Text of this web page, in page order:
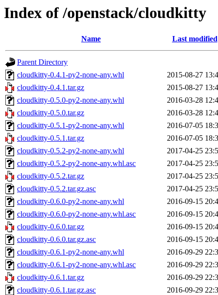
Index of /openstack/cloudkitty
Name Last modified
Parent Directory
cloudkitty-0.4.1-py2-none-any.whl
2015-08-27
cloudkitty-0.4.1.tar.gz
2015-08-27
cloudkitty-0.5.0-py2-none-any.whl
2016-03-28
cloudkitty-0.5.0.tar.gz
2016-03-28
cloudkitty-0.5.1-py2-none-any.whl
2016-07-05
cloudkitty-0.5.1.tar.gz
2016-07-05
cloudkitty-0.5.2-py2-none-any.whl
2017-04-25
cloudkitty-0.5.2-py2-none-any.whl.asc
2017-04-25
cloudkitty-0.5.2.tar.gz
2017-04-25
cloudkitty-0.5.2.tar.gz.asc
2017-04-25
cloudkitty-0.6.0-py2-none-any.whl
2016-09-15
cloudkitty-0.6.0-py2-none-any.whl.asc
2016-09-15
cloudkitty-0.6.0.tar.gz
2016-09-15
cloudkitty-0.6.0.tar.gz.asc
2016-09-15
cloudkitty-0.6.1-py2-none-any.whl
2016-09-29
cloudkitty-0.6.1-py2-none-any.whl.asc
2016-09-29
cloudkitty-0.6.1.tar.gz
2016-09-29
cloudkitty-0.6.1.tar.gz.asc
2016-09-29